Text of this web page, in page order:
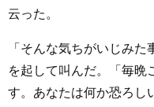
云った。
「そんな気ちがいじみ
を起して叫んだ。「毎晩
す。あなたは何か恐ろ